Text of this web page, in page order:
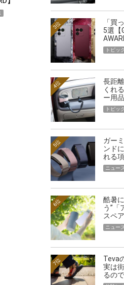
「買
5選【
3位
トピッ
長距
くれ
ー用
4位
トピッ
ガー
ンド
れる
5位
ニュース
酷暑
う”「
スペ
6位
ニュース
Teva
実は
るの
7位